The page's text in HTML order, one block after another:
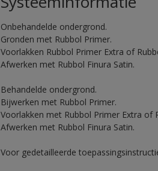
Onbehandelde ondergrond.
Gronden met Rubbol Primer.
Voorlakken Rubbol Primer Extra of
Afwerken met Rubbol Finura Satin.
Behandelde ondergrond.
Bijwerken met Rubbol Primer.
Voorlakken met Rubbol Primer Extra of
Afwerken met Rubbol Finura Satin.
Voor gedetailleerde